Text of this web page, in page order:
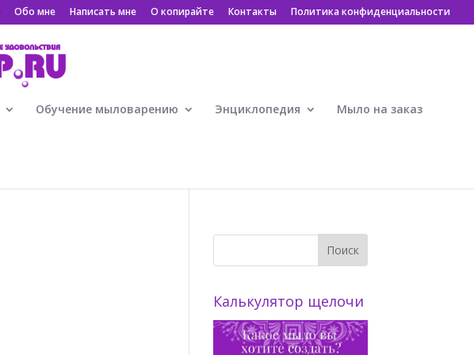
Обо мне Написать мне О копирайте Контакты Политика конфиденциальности
Обучение мыловарению Энциклопедия Мыло на заказ
Калькулятор щелочи